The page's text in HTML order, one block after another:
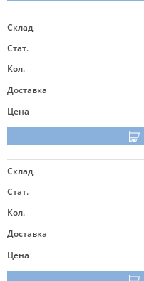
Склад
Стат.
Кол.
Доставка
Цена
Склад
Стат.
Кол.
Доставка
Цена